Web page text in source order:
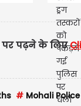
पर पढ़ने के लिए
# Mohali